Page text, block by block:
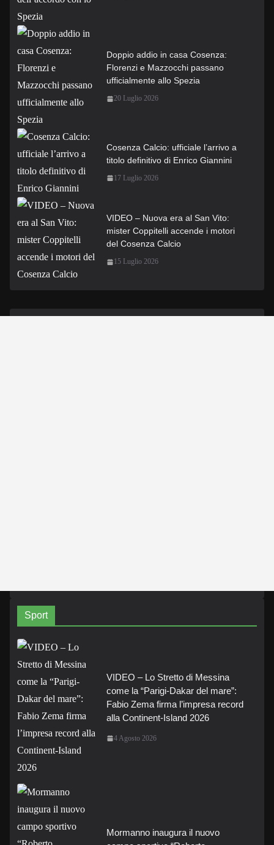
Doppio addio in casa Cosenza:
Florenzi e Mazzocchi passano
ufficialmente allo Spezia
20 Luglio 2026
Cosenza Calcio: ufficiale l’arrivo a
titolo definitivo di Enrico Giannini
17 Luglio 2026
VIDEO – Nuova era al San Vito:
mister Coppitelli accende i motori
del Cosenza Calcio
15 Luglio 2026
Sport
VIDEO – Lo Stretto di Messina
come la “Parigi-Dakar del mare”:
Fabio Zema firma l’impresa record
alla Continent-Island 2026
4 Agosto 2026
Mormanno inaugura il nuovo